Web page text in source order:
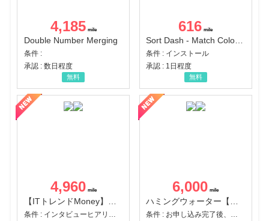
4,185
Double Number Merging
条件 :
承認 : 数日程度
無料
616
Sort Dash - Match Color Puzzle（チャレンジ11完了）（Android）
条件 : インストール
承認 : 1日程度
無料
4,960 6,000